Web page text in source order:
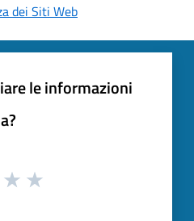
dei Siti Web
le informazioni